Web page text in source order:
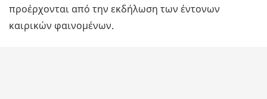
προέρχονται από την εκδήλωση των έντονων
καιρικών φαινομένων.